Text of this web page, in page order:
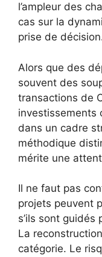
l’ampleur des
cas sur la
prise de
Alors que des
souvent des
transactions de
investissements
dans un cadre
méthodique
mérite une
Il ne faut pas
projets peuvent
s’ils sont guidés
La
catégorie. Le